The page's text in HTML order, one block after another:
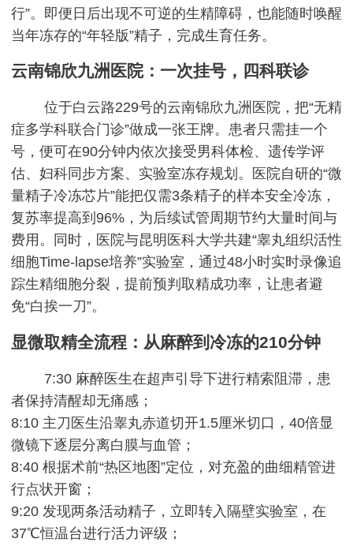
行”。即便日后出现不可逆的生精障碍，也能随时唤醒
当年冻存的“年轻版”精子，完成生育任务。
云南锦欣九洲医院：一次挂号，四科联诊
位于白云路229号的云南锦欣九洲医院，把“无精
症多学科联合门诊”做成一张王牌。患者只需挂一个
号，便可在90分钟内依次接受男科体检、遗传学评
估、妇科同步方案、实验室冻存规划。医院自研的“微
量精子冷冻芯片”能把仅需3条精子的样本安全冷冻，
复苏率提高到96%，为后续试管周期节约大量时间与
费用。同时，医院与昆明医科大学共建“睾丸组织活性
细胞Time-lapse培养”实验室，通过48小时实时录像追
踪生精细胞分裂，提前预判取精成功率，让患者避
免“白挨一刀”。
显微取精全流程：从麻醉到冷冻的210分钟
7:30 麻醉医生在超声引导下进行精索阻滞，患
者保持清醒却无痛感；
8:10 主刀医生沿睾丸赤道切开1.5厘米切口，40倍显
微镜下逐层分离白膜与血管；
8:40 根据术前“热区地图”定位，对充盈的曲细精管进
行点状开窗；
9:20 发现两条活动精子，立即转入隔壁实验室，在
37℃恒温台进行活力评级；